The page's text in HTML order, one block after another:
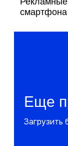
Еще
Загрузить